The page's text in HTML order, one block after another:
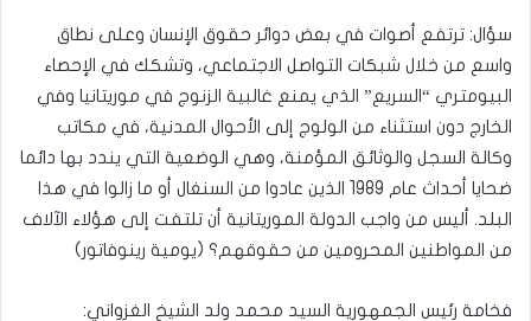
سؤال: ترتفع أصوات في بعض دوائر حقوق الإنسان وعلى نطاق
واسع من خلال شبكات التواصل الاجتماعي، وتشكك في الإحصاء
البيومتري “السريع” الذي يمنع غالبية الزنوج في موريتانيا وفي
الخارج دون استثناء من الولوج إلى الأحوال المدنية، في مكاتب
وكالة السجل والوثائق المؤمنة، وهي الوضعية التي يندد بها دائما
ضحايا أحداث عام 1989 الذين عادوا من السنغال أو ما زالوا في هذا
البلد. أليس من واجب الدولة الموريتانية أن تلتفت إلى هؤلاء الآلاف
من المواطنين المحرومين من حقوقهم؟ (يومية رينوفاتور)
فخامة رئيس الجمهورية السيد محمد ولد الشيخ الغزواني: